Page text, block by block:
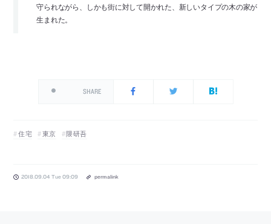
守られながら、しかも街に対して開かれた、新しいタイプの木の家が
生まれた。
SHARE
住宅 東京 隈研吾
2018.09.04 Tue 09:09 permalink